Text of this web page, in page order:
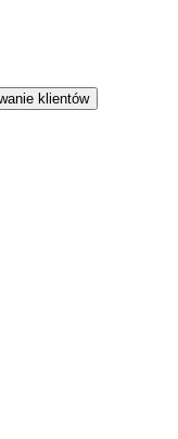
klientów